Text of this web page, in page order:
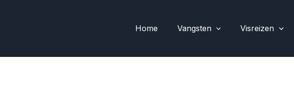
Home Vangsten Visreizen